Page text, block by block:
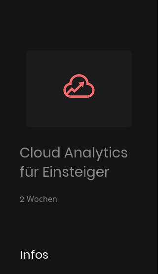
Cloud Analytics
für Einsteiger
2 Wochen
Infos